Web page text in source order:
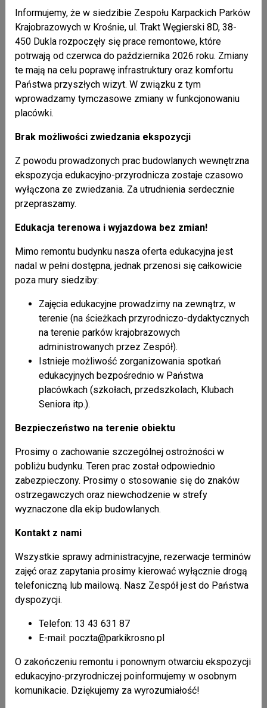
BIESZCZADY.
W dniu 7 listopada 2014 roku w Baligrodzie odbyło się III
spotkanie Naturowej Grupy Roboczej w Obszarze Natura
2000: Bieszczady PLC180001. Spotkanie rozpoczęło się
podsumowaniem poprzedniego posiedzenia i omówieniem
sprawozdania z Lutowisk. Ekspert ds. ochrony środowiska
w prezentacji multimedialnej przedstawił problemy i
tematycznych: wilki, niedźwiedzie i bobry. Ponadto
poruszono temat zwiększającej się populacji lisa
przenoszącej choroby zakaźne.
Informacja.
Informujemy, że dzień 10 listopada 2014 r. jest w Zespole
Karpackich Parków Krajobrazowych w Krośnie dniem
wolnym od pracy w zamian za dzień świateczny 1 listopada
2014 r. przypadający w sobotę.
Posiedzenie Rady Koordynacyjnej Międzynarodowego
Międzynarodowego Rezerwatu Biosfery
„Karpaty Wschodnie”.
W dniu 27 października 2014 roku w Ubli odbyło się
posiedzenie Rady Koordynacyjnej Międzynarodowego
Rezerwatu Biosfery „Karpaty Wschodnie”. Podczas
posiedzenia Rada Koordynacyjna uzupełniła o istotne treści
Porozumienie zawarte w dniu 15 listopada 2013 roku, które
będzie obowiązywać do 15 listopada 2023 roku. W trakcie
spotkania zaplanowano również wspólne inicjatywy na
terenie Międzynarodowego Rezerwatu Biosfery „Karpaty
Wschodnie”, ukierunkowane na realizację trzech celów.
Informujemy, że w siedzibie Zespołu Karpackich Parków
Krajobrazowych w Krośnie, ul. Trakt Węgierski 8D, 38-
450 Dukla rozpoczęły się prace remontowe, które
potrwają od czerwca do października 2026 roku. Zmiany
te mają na celu poprawę infrastruktury oraz komfortu
Państwa przyszłych wizyt. W związku z tym
wprowadzamy tymczasowe zmiany w funkcjonowaniu
placówki.
Brak możliwości zwiedzania ekspozycji
Z powodu prowadzonych prac budowlanych wewnętrzna
ekspozycja edukacyjno-przyrodnicza zostaje czasowo
wyłączona ze zwiedzania. Za utrudnienia serdecznie
przepraszamy.
Edukacja terenowa i wyjazdowa bez zmian!
Mimo remontu budynku nasza oferta edukacyjna jest
nadal w pełni dostępna, jednak przenosi się całkowicie
poza mury siedziby:
Zajęcia edukacyjne prowadzimy na zewnątrz, w
terenie (na ścieżkach przyrodniczo-dydaktycznych
na terenie parków krajobrazowych
administrowanych przez Zespół).
Istnieje możliwość zorganizowania spotkań
edukacyjnych bezpośrednio w Państwa
placówkach (szkołach, przedszkolach, Klubach
Seniora itp.).
Bezpieczeństwo na terenie obiektu
Prosimy o zachowanie szczególnej ostrożności w
pobliżu budynku. Teren prac został odpowiednio
zabezpieczony. Prosimy o stosowanie się do znaków
ostrzegawczych oraz niewchodzenie w strefy
wyznaczone dla ekip budowlanych.
Kontakt z nami
Wszystkie sprawy administracyjne, rezerwacje terminów
zajęć oraz zapytania prosimy kierować wyłącznie drogą
telefoniczną lub mailową. Nasz Zespół jest do Państwa
dyspozycji.
Telefon: 13 43 631 87
E-mail: poczta@parkikrosno.pl
O zakończeniu remontu i ponownym otwarciu ekspozycji
edukacyjno-przyrodniczej poinformujemy w osobnym
komunikacie. Dziękujemy za wyrozumiałość!